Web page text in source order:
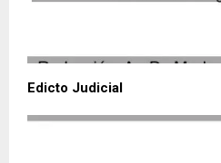
Edicto Judicial